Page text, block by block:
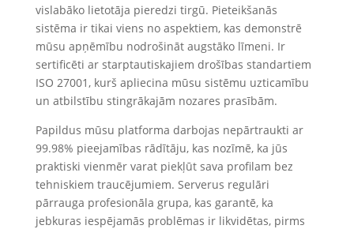
vislabāko lietotāja pieredzi tirgū. Pieteikšanās
sistēma ir tikai viens no aspektiem, kas demonstrē
mūsu apņēmību nodrošināt augstāko līmeni. Ir
sertificēti ar starptautiskajiem drošības standartiem
ISO 27001, kurš apliecina mūsu sistēmu uzticamību
un atbilstību stingrākajām nozares prasībām.
Papildus mūsu platforma darbojas nepārtraukti ar
99.98% pieejamības rādītāju, kas nozīmē, ka jūs
praktiski vienmēr varat piekļūt sava profilam bez
tehniskiem traucējumiem. Serverus regulāri
pārrauga profesionāla grupa, kas garantē, ka
jebkuras iespējamās problēmas ir likvidētas, pirms